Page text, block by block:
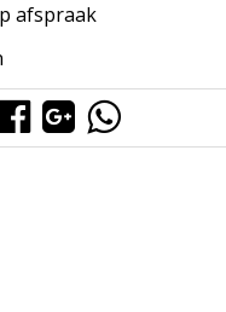
afspraak